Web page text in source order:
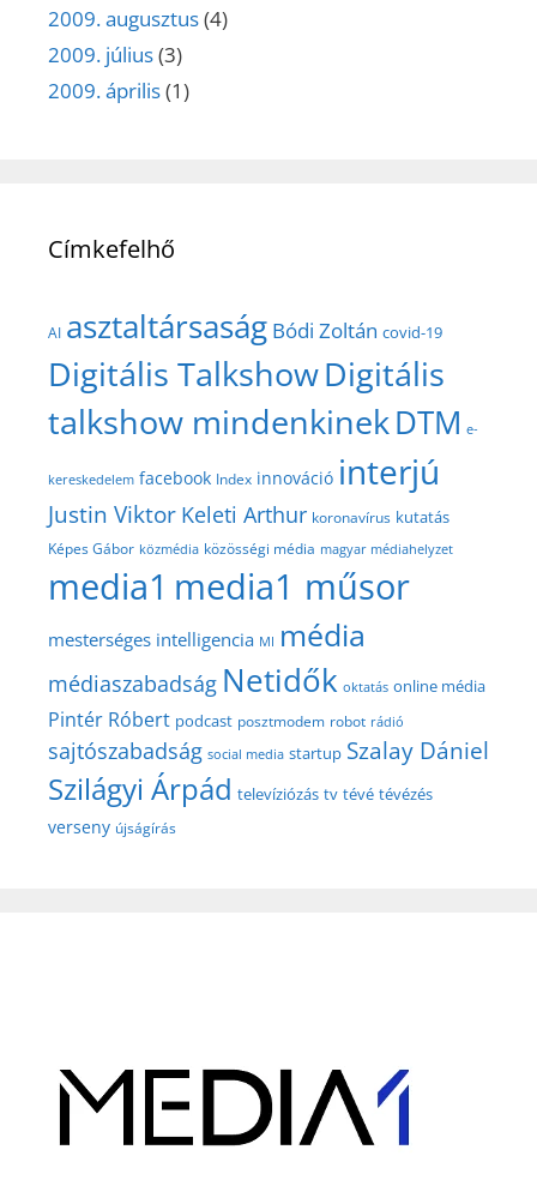
2009. augusztus(4)
2009. július(3)
2009. április(1)
Címkefelhő
AI asztaltársaság Bódi Zoltán covid-19
Digitális TalkshowDigitális
talkshow mindenkinekDTM e-
kereskedelem facebook Index innováció interjú
Justin Viktor Keleti Arthur koronavírus kutatás
Képes Gábor közmédia közösségi média magyar médiahelyzet
media1 media1 műsor
mesterséges intelligencia MI média
médiaszabadság Netidők oktatás online média
Pintér Róbert podcast posztmodem robot rádió
sajtószabadság social media startup Szalay Dániel
Szilágyi Árpád televíziózás tv tévé tévézés
verseny újságírás